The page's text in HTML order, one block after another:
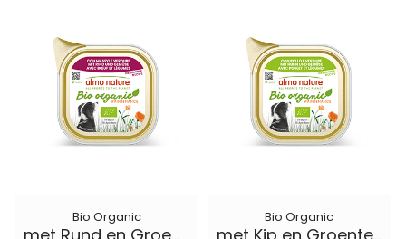
Bio Organic Bio Organic